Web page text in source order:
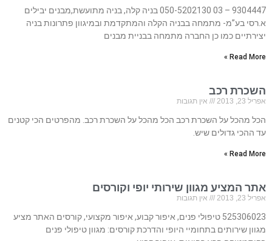
9304447 – 03 050-5202130 בניה קלה, בניה מתועשת,מבנים יבילים
א.רסי בע”מ- מתמחה בבניה הקלה והמתקדמת ובמיגוון פתרונות בניה
יצירתיים כמו כן החברה מתמחה בבניית מבנים
Read More »
השכרת רכב
אפריל 23, 2013 אין תגובות
הכל מהכל על השכרת רכב הכל מהכל על השכרת רכב. מהפרטים הכי קטנים
עד ההכי גדולים שיש.
Read More »
אתר המציע מגוון שירותי יופי וקורסים
אפריל 23, 2013 אין תגובות
525306023 טיפולי פנים, איפור קבוע, איפור מקצועי, קורסים האתר מציע
מגוון שירותים בתחומיי היופי והדרכת קורסים: מגוון טיפולי פנים